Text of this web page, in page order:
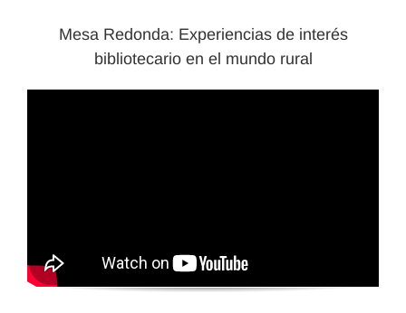
Mesa Redonda: Experiencias de interés
bibliotecario en el mundo rural